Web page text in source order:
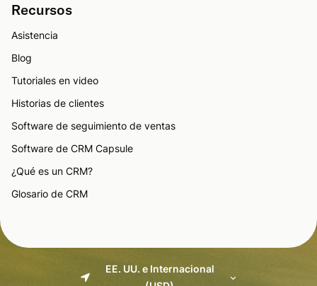
Recursos
Asistencia
Blog
Tutoriales en video
Historias de clientes
Software de seguimiento de ventas
Software de CRM Capsule
¿Qué es un CRM?
Glosario de CRM
EE. UU. e Internacional